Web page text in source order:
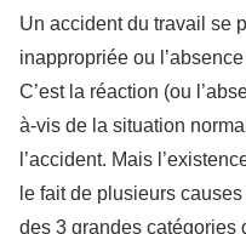
Un accident du travail se
inappropriée ou
C’est la réaction (ou
à-vis de la situation
l’accident. Mais
le fait de plusieurs
des 3 grandes catégories